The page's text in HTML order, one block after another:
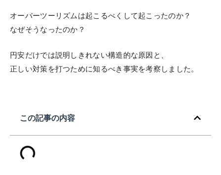
オーバーツーリズムは起こるべくして起こったのか？
なぜそうなったのか？
円安だけでは説明しきれない構造的な原因と、
正しい対策を打つために知るべき事実を考察しました。
この記事の内容